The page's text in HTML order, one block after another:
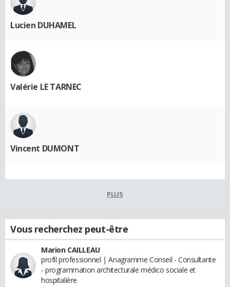
Lucien DUHAMEL
Valérie LE TARNEC
Vincent DUMONT
PLUS
Vous recherchez peut-être
Marion CAILLEAU
profil professionnel | Anagramme Conseil - Consultante
- programmation architecturale médico sociale et
hospitalière